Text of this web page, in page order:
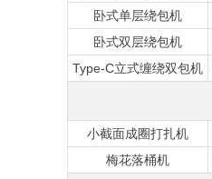
卧式单层绕包机
卧式双层绕包机
Type-C立式缠绕双包机
小截面成圈打扎机
梅花落桶机